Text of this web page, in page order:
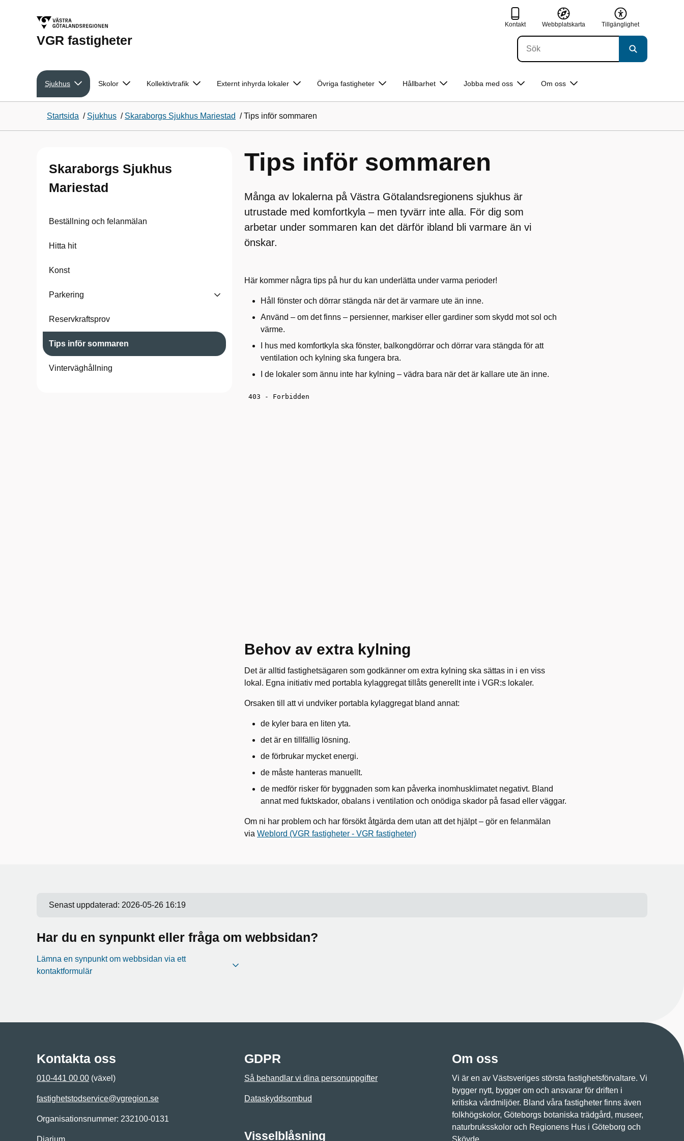
VGR fastigheter
Kontakt Webbplatskarta Tillgänglighet
Sjukhus Skolor Kollektivtrafik Externt inhyrda lokaler Övriga fastigheter Hållbarhet Jobba med oss Om oss
Startsida / Sjukhus / Skaraborgs Sjukhus Mariestad /Tips inför sommaren
Skaraborgs Sjukhus
Mariestad
Beställning och felanmälan
Hitta hit
Konst
Parkering
Reservkraftsprov
Tips inför sommaren
Vinterväghållning
Tips inför sommaren
Många av lokalerna på Västra Götalandsregionens sjukhus är
utrustade med komfortkyla – men tyvärr inte alla. För dig som
arbetar under sommaren kan det därför ibland bli varmare än vi
önskar.
Här kommer några tips på hur du kan underlätta under varma perioder!
Håll fönster och dörrar stängda när det är varmare ute än inne.
Använd – om det finns – persienner, markiser eller gardiner som skydd mot sol och
värme.
I hus med komfortkyla ska fönster, balkongdörrar och dörrar vara stängda för att
ventilation och kylning ska fungera bra.
I de lokaler som ännu inte har kylning – vädra bara när det är kallare ute än inne.
Behov av extra kylning
Det är alltid fastighetsägaren som godkänner om extra kylning ska sättas in i en viss
lokal. Egna initiativ med portabla kylaggregat tillåts generellt inte i VGR:s lokaler.
Orsaken till att vi undviker portabla kylaggregat bland annat:
de kyler bara en liten yta.
det är en tillfällig lösning.
de förbrukar mycket energi.
de måste hanteras manuellt.
de medför risker för byggnaden som kan påverka inomhusklimatet negativt. Bland
annat med fuktskador, obalans i ventilation och onödiga skador på fasad eller väggar.
Om ni har problem och har försökt åtgärda dem utan att det hjälpt – gör en felanmälan
via Weblord (VGR fastigheter - VGR fastigheter)
Senast uppdaterad: 2026-05-26 16:19
Har du en synpunkt eller fråga om webbsidan?
Lämna en synpunkt om webbsidan via ett
kontaktformulär
Kontakta oss
010-441 00 00 (växel)
fastighetstodservice@vgregion.se
Organisationsnummer: 232100-0131
Diarium
GDPR
Så behandlar vi dina personuppgifter
Dataskyddsombud
Visselblåsning
Om oss
Vi är en av Västsveriges största fastighetsförvaltare. Vi
bygger nytt, bygger om och ansvarar för driften i
kritiska vårdmiljöer. Bland våra fastigheter finns även
folkhögskolor, Göteborgs botaniska trädgård, museer,
naturbruksskolor och Regionens Hus i Göteborg och
Skövde.